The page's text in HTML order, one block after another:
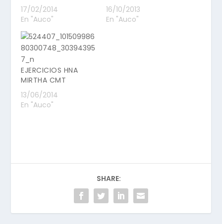
17/02/2014
En "Auco"
16/10/2013
En "Auco"
EJERCICIOS HNA
MIRTHA CMT
13/06/2014
En "Auco"
SHARE: